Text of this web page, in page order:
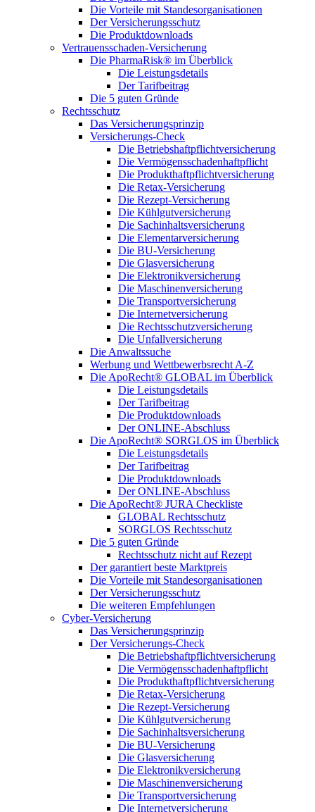
Die Vorteile mit Standesorganisationen
Der Versicherungsschutz
Die Produktdownloads
Vertrauensschaden-Versicherung
Die PharmaRisk® im Überblick
Die Leistungsdetails
Der Tarifbeitrag
Die 5 guten Gründe
Rechtsschutz
Das Versicherungsprinzip
Versicherungs-Check
Die Betriebshaftpflichtversicherung
Die Vermögensschadenhaftpflicht
Die Produkthaftpflichtversicherung
Die Retax-Versicherung
Die Rezept-Versicherung
Die Kühlgutversicherung
Die Sachinhaltsversicherung
Die Elementarversicherung
Die BU-Versicherung
Die Glasversicherung
Die Elektronikversicherung
Die Maschinenversicherung
Die Transportversicherung
Die Internetversicherung
Die Rechtsschutzversicherung
Die Unfallversicherung
Die Anwaltssuche
Werbung und Wettbewerbsrecht A-Z
Die ApoRecht® GLOBAL im Überblick
Die Leistungsdetails
Der Tarifbeitrag
Die Produktdownloads
Der ONLINE-Abschluss
Die ApoRecht® SORGLOS im Überblick
Die Leistungsdetails
Der Tarifbeitrag
Die Produktdownloads
Der ONLINE-Abschluss
Die ApoRecht® JURA Checkliste
GLOBAL Rechtsschutz
SORGLOS Rechtsschutz
Die 5 guten Gründe
Rechtsschutz nicht auf Rezept
Der garantiert beste Marktpreis
Die Vorteile mit Standesorganisationen
Der Versicherungsschutz
Die weiteren Empfehlungen
Cyber-Versicherung
Das Versicherungsprinzip
Der Versicherungs-Check
Die Betriebshaftpflichtversicherung
Die Vermögensschadenhaftpflicht
Die Produkthaftpflichtversicherung
Die Retax-Versicherung
Die Rezept-Versicherung
Die Kühlgutversicherung
Die Sachinhaltsversicherung
Die BU-Versicherung
Die Glasversicherung
Die Elektronikversicherung
Die Maschinenversicherung
Die Transportversicherung
Die Internetversicherung